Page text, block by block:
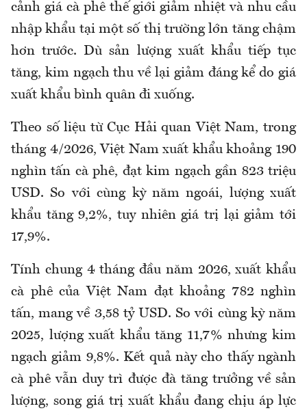
cảnh giá cà phê thế giới giảm nhiệt và nhu cầu
nhập khẩu tại một số thị trường lớn tăng chậm
hơn trước. Dù sản lượng xuất khẩu tiếp tục
tăng, kim ngạch thu về lại giảm đáng kể do giá
xuất khẩu bình quân đi xuống.
Theo số liệu từ Cục Hải quan Việt Nam, trong
tháng 4/2026, Việt Nam xuất khẩu khoảng 190
nghìn tấn cà phê, đạt kim ngạch gần 823 triệu
USD. So với cùng kỳ năm ngoái, lượng xuất
khẩu tăng 9,2%, tuy nhiên giá trị lại giảm tới
17,9%.
Tính chung 4 tháng đầu năm 2026, xuất khẩu
cà phê của Việt Nam đạt khoảng 782 nghìn
tấn, mang về 3,58 tỷ USD. So với cùng kỳ năm
2025, lượng xuất khẩu tăng 11,7% nhưng kim
ngạch giảm 9,8%. Kết quả này cho thấy ngành
cà phê vẫn duy trì được đà tăng trưởng về sản
lượng, song giá trị xuất khẩu đang chịu áp lực